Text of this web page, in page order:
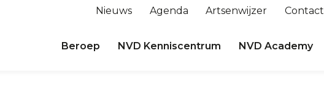
Nieuws Agenda Artsenwijzer Contact
Beroep NVD Kenniscentrum NVD Academy